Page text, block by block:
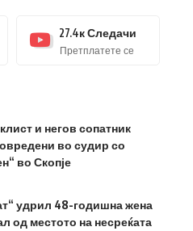
27.4кСледачи
Претплатете се
и негов сопатник
во судир со
во Скопје
удрил 48-годишна жена
од местото на несреќата